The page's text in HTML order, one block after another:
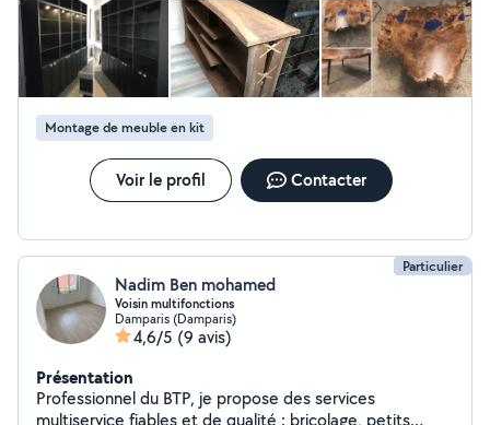
l'écoute. Je recommande +++++++.
Montage de meuble en kit
Voir le profil Contacter
Particulier
Nadim Ben mohamed
Voisin multifonctions
Damparis (Damparis)
4,6/5 (9 avis)
Présentation
Professionnel du BTP, je propose des services
multiservice fiables et de qualité : bricolage, petits